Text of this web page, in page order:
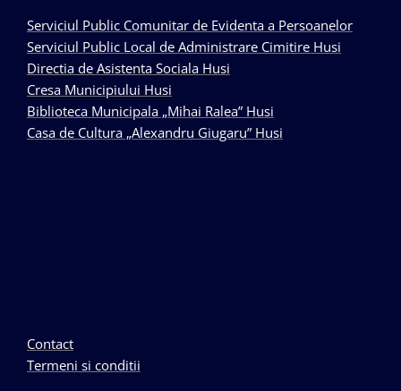
Serviciul Public Comunitar de Evidenta a Persoanelor
Serviciul Public Local de Administrare Cimitire Husi
Directia de Asistenta Sociala Husi
Cresa Municipiului Husi
Biblioteca Municipala „Mihai Ralea” Husi
Casa de Cultura „Alexandru Giugaru” Husi
Contact
Termeni si conditii